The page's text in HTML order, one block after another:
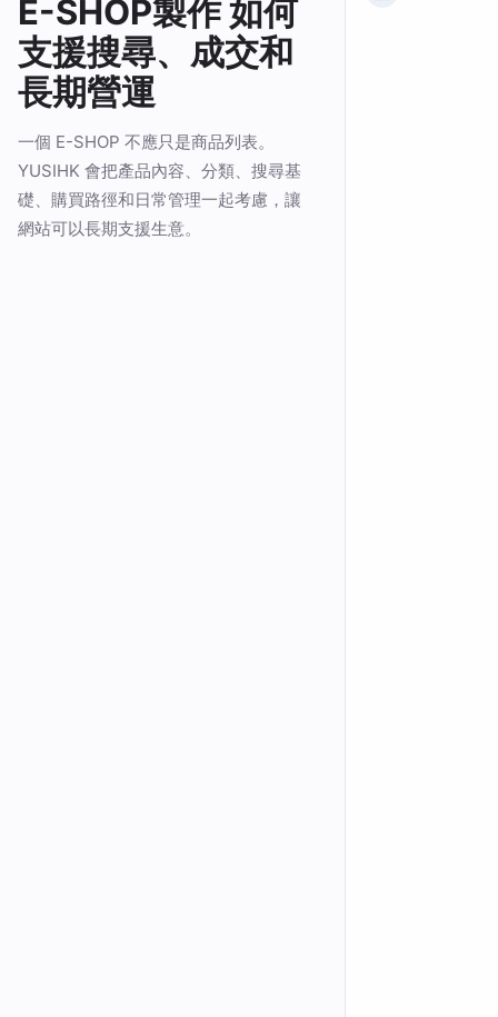
E-SHOP製作 如何
支援搜尋、成交和
長期營運
一個 E-SHOP 不應只是商品列表。
YUSIHK 會把產品內容、分類、搜尋基
礎、購買路徑和日常管理一起考慮，讓
網站可以長期支援生意。